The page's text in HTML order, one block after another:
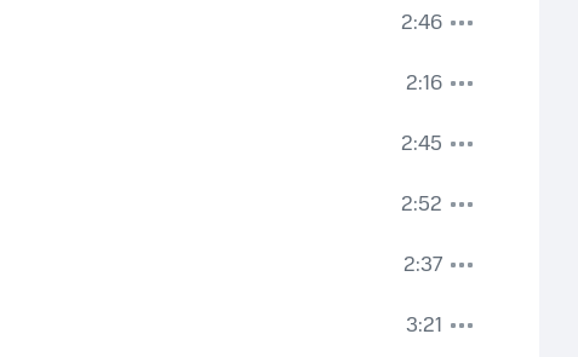
2:46
2:16
2:45
2:52
2:37
3:21